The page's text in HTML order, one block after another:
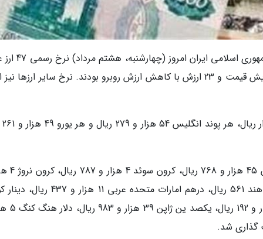
به گزارش گروه اقتصادی خبرنگاران، بانک مرکزی
بین المللی را گفت که از این میان 13 ارز شاهد افزایش قیمت و 23 ارزش با کاهش ارزش روبرو بودند. نرخ سایر
به گزارش
همچنین در تابلوی بانک مرکزی،
610 ریال، کرون دانمارک 6 هزار و 619 ریال، روپیه هند 561 ریال، درهم امارات متحده
137 هزار و 287